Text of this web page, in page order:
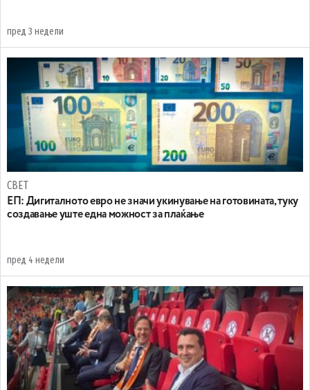
пред 3 недели
СВЕТ
ЕП: Дигиталното евро не значи укинување на готовината, туку
создавање уште една можност за плаќање
пред 4 недели